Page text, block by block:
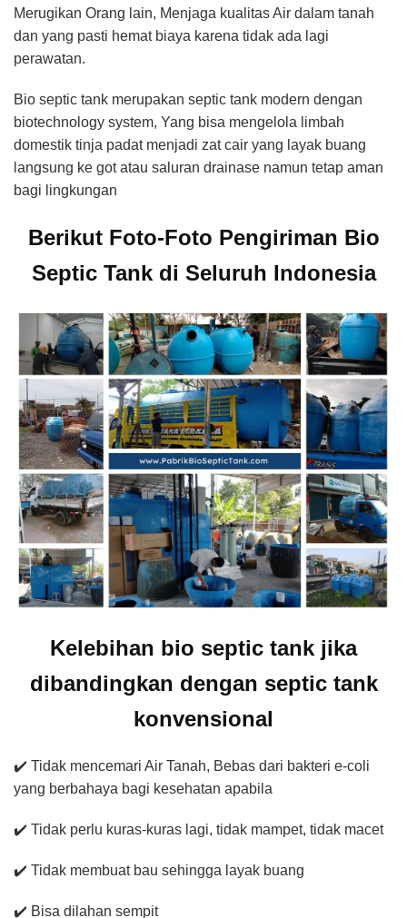
Merugikan Orang lain, Menjaga kualitas Air dalam tanah
dan yang pasti hemat biaya karena tidak ada lagi
perawatan.
Bio septic tank merupakan septic tank modern dengan
biotechnology system, Yang bisa mengelola limbah
domestik tinja padat menjadi zat cair yang layak buang
langsung ke got atau saluran drainase namun tetap aman
bagi lingkungan
Berikut Foto-Foto Pengiriman Bio
Septic Tank di Seluruh Indonesia
Kelebihan bio septic tank jika
dibandingkan dengan septic tank
konvensional
✔️ Tidak mencemari Air Tanah, Bebas dari bakteri e-coli
yang berbahaya bagi kesehatan apabila
✔️ Tidak perlu kuras-kuras lagi, tidak mampet, tidak macet
✔️ Tidak membuat bau sehingga layak buang
✔️ Bisa dilahan sempit